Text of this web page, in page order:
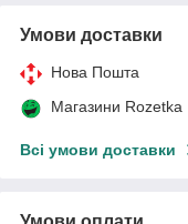
Умови доставки
Нова Пошта
Магазини Rozetka
Всі умови доставки